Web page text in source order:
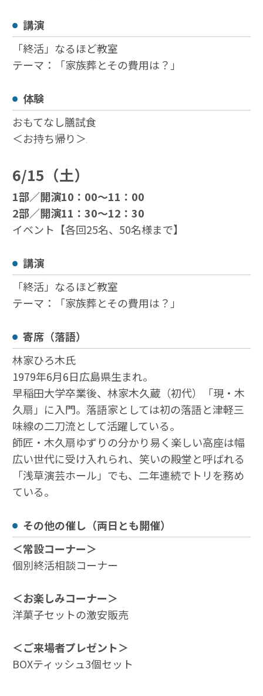
講演
「終活」なるほど教室
テーマ：「家族葬とその費用は？」
体験
おもてなし膳試食
＜お持ち帰り＞
6/15（土）
1部／開演10：00～11：00
2部／開演11：30～12：30
イベント【各回25名、50名様まで】
講演
「終活」なるほど教室
テーマ：「家族葬とその費用は？」
寄席（落語）
林家ひろ木氏
1979年6月6日広島県生まれ。
早稲田大学卒業後、林家木久蔵（初代）「現・木
久扇」に入門。落語家としては初の落語と津軽三
味線の二刀流として活躍している。
師匠・木久扇ゆずりの分かり易く楽しい高座は幅
広い世代に受け入れられ、笑いの殿堂と呼ばれる
「浅草演芸ホール」でも、二年連続でトリを務め
ている。
その他の催し（両日とも開催）
＜常設コーナー＞
個別終活相談コーナー
＜お楽しみコーナー＞
洋菓子セットの激安販売
＜ご来場者プレゼント＞
BOXティッシュ3個セット